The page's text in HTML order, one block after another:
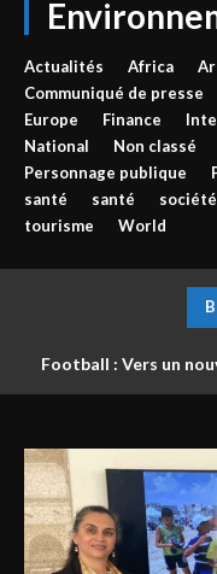
Actualités Africa
Communiqué de presse
Europe
Finance
National
Non classé
Personnage publique
santé
santé société
tourisme
World
Football : Vers un